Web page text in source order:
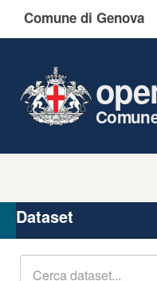
Comune di Genova
Organizzazioni
Gruppi
Dataset